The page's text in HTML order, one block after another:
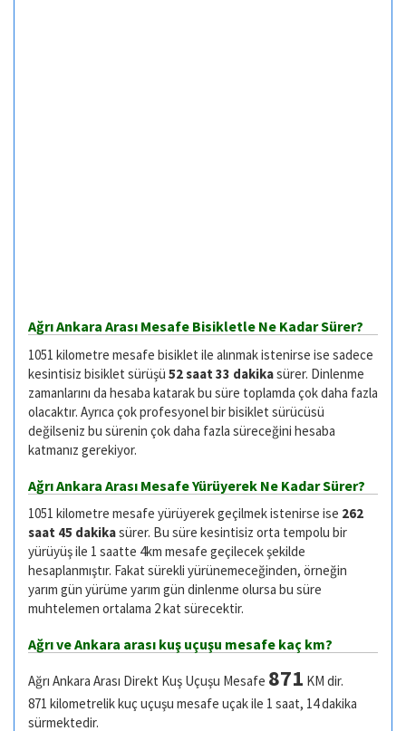
Ağrı Ankara Arası Mesafe Bisikletle Ne Kadar Sürer?
1051 kilometre mesafe bisiklet ile alınmak istenirse ise sadece
kesintisiz bisiklet sürüşü 52 saat 33 dakikasürer. Dinlenme
zamanlarını da hesaba katarak bu süre toplamda çok daha fazla
olacaktır. Ayrıca çok profesyonel bir bisiklet sürücüsü
değilseniz bu sürenin çok daha fazla süreceğini hesaba
katmanız gerekiyor.
Ağrı Ankara Arası Mesafe Yürüyerek Ne Kadar Sürer?
1051 kilometre mesafe yürüyerek geçilmek istenirse ise 262
saat 45 dakikasürer. Bu süre kesintisiz orta tempolu bir
yürüyüş ile 1 saatte 4km mesafe geçilecek şekilde
hesaplanmıştır. Fakat sürekli yürünemeceğinden, örneğin
yarım gün yürüme yarım gün dinlenme olursa bu süre
muhtelemen ortalama 2 kat sürecektir.
Ağrı ve Ankara arası kuş uçuşu mesafe kaç km?
Ağrı Ankara Arası Direkt Kuş Uçuşu Mesafe 871 KM dir.
871 kilometrelik kuç uçuşu mesafe uçak ile 1 saat, 14 dakika
sürmektedir.